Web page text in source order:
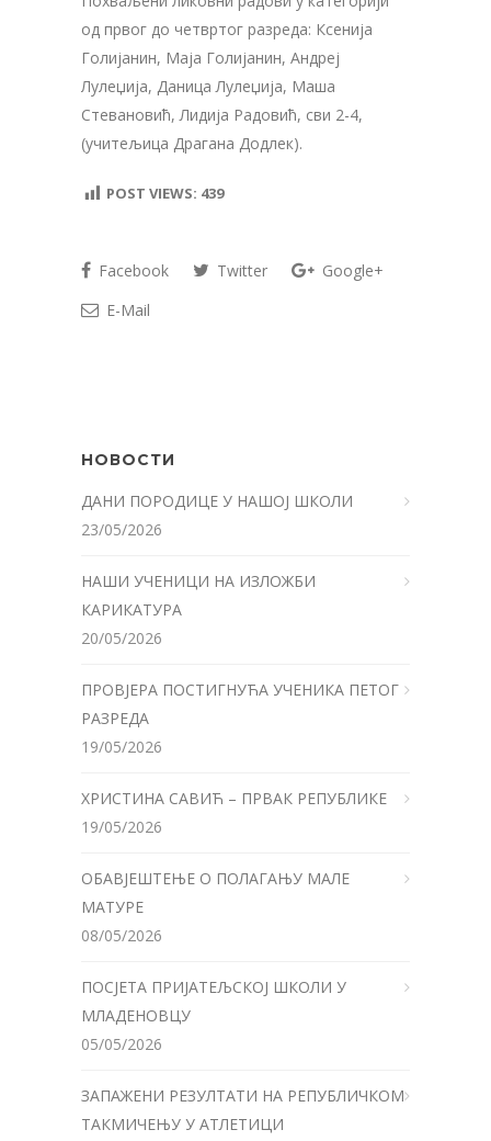
од првог до четвртог разреда: Ксенија
Голијанин, Маја Голијанин, Андреј
Лулеџија, Даница Лулеџија, Маша
Стевановић, Лидија Радовић, сви 2-4,
(учитељица Драгана Додлек).
POST VIEWS: 439
Facebook Twitter
Google+
E-Mail
НОВОСТИ
ДАНИ ПОРОДИЦЕ У НАШОЈ ШКОЛИ
23/05/2026
НАШИ УЧЕНИЦИ НА ИЗЛОЖБИ
КАРИКАТУРА
20/05/2026
ПРОВЈЕРА ПОСТИГНУЋА УЧЕНИКА ПЕТОГ
РАЗРЕДА
19/05/2026
ХРИСТИНА САВИЋ – ПРВАК РЕПУБЛИКЕ
19/05/2026
ОБАВЈЕШТЕЊЕ О ПОЛАГАЊУ МАЛЕ
МАТУРЕ
08/05/2026
ПОСЈЕТА ПРИЈАТЕЉСКОЈ ШКОЛИ У
МЛАДЕНОВЦУ
05/05/2026
ЗАПАЖЕНИ РЕЗУЛТАТИ НА РЕПУБЛИЧКОМ
ТАКМИЧЕЊУ У АТЛЕТИЦИ